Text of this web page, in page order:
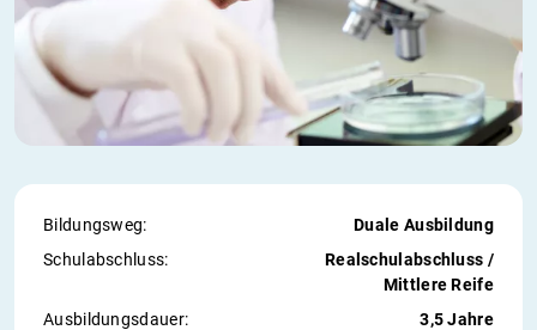
Bildungsweg:
Duale Ausbildung
Schul­abschluss:
Realschulabschluss /
Mittlere Reife
Ausbildungs­dauer:
3,5 Jahre